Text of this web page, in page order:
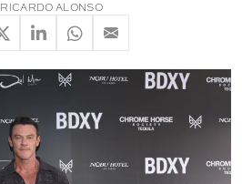
RICARDO ALONSO